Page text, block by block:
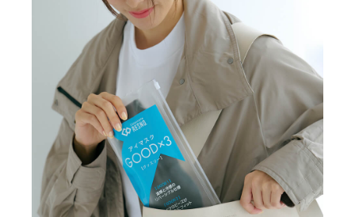
お買い物を続ける